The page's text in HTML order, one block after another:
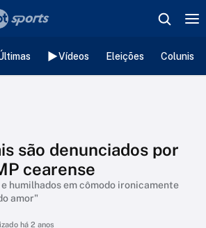
Vídeos Eleições
são denunciados por
cearense
humilhados em cômodo ironicamente
amor"
há 2 anos